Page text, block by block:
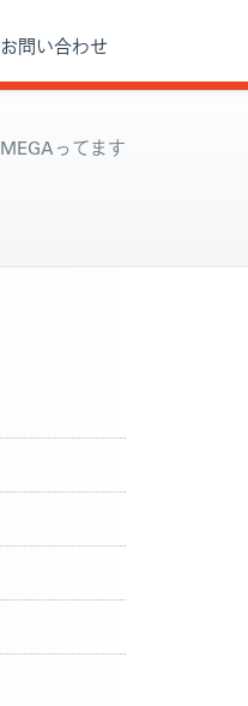
お問い合わせ
MEGAってます